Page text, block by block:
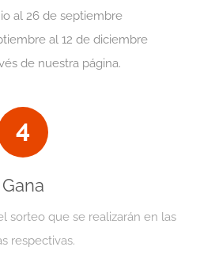
al 26 de septiembre
al 12 de diciembre
de nuestra página.
4
Gana
sorteo que se realizarán en las
respectivas.